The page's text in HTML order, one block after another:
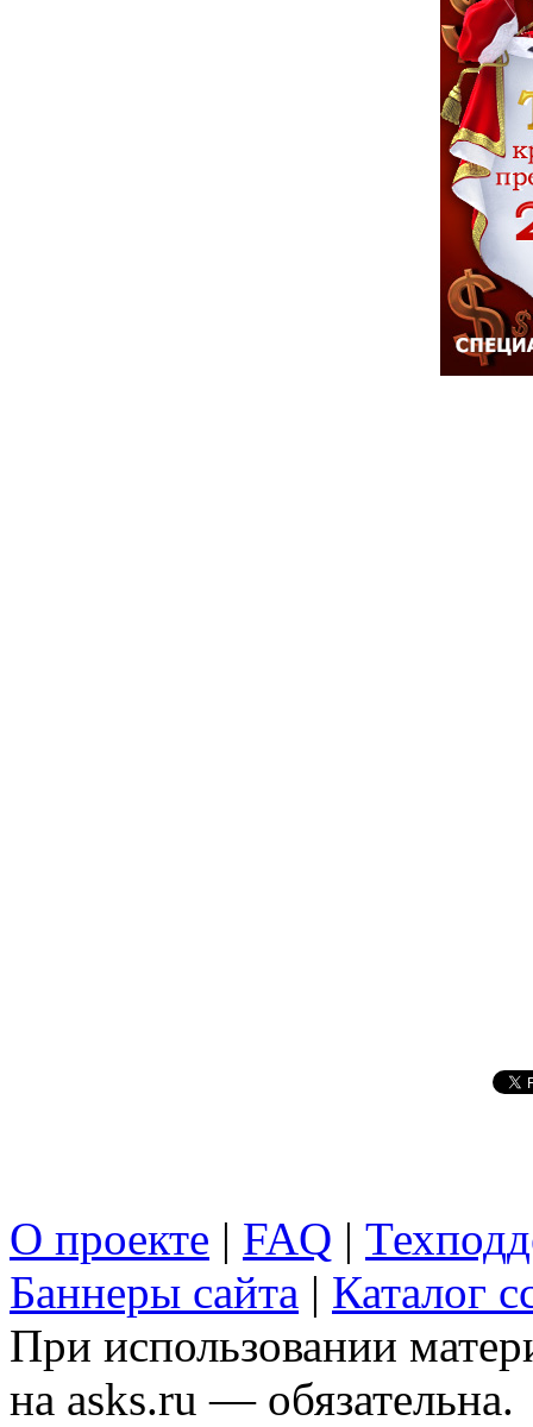
О проекте | FAQ |
Баннеры сайта | Каталог
При использовании
на asks.ru — обязательна.